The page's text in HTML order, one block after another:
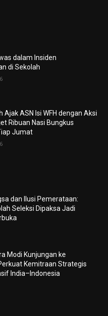
dalam Insiden
di Sekolah
Ajak ASN Isi WFH dengan Aksi
Ribuan Nasi Bungkus
Jumat
dan Ilusi Pemerataan:
Seleksi Dipaksa Jadi
Modi Kunjungan ke
Kemitraan Strategis
India–Indonesia